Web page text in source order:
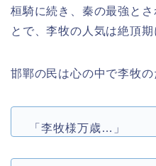
桓騎に続き、秦の最強と
とで、李牧の人気は絶頂期
邯鄲の民は心の中で李牧の
「李牧様万歳…」